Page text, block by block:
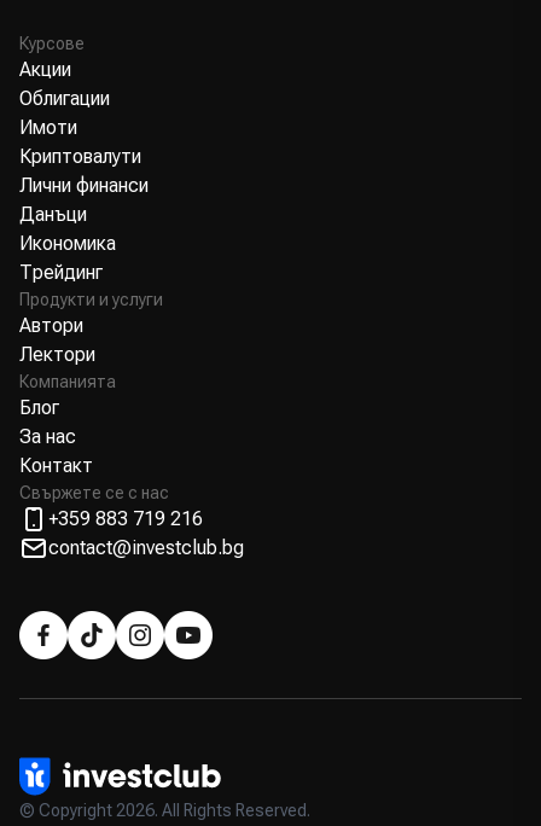
Курсове
Акции
Облигации
Имоти
Криптовалути
Лични финанси
Данъци
Икономика
Трейдинг
Продукти и услуги
Автори
Лектори
Компанията
Блог
За нас
Контакт
Свържете се с нас
+359 883 719 216
contact@investclub.bg
© Copyright 2026. All Rights Reserved.